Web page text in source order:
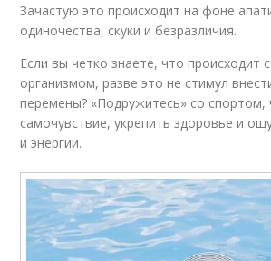
Зачастую это происходит на фоне
одиночества, скуки и безразличия.
Если вы четко знаете, что происходит
организмом, разве это не стимул
перемены? «Подружитесь» со
самочувствие, укрепить здоровье и
и энергии.